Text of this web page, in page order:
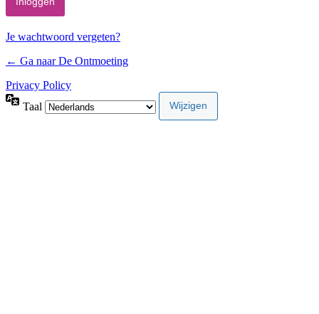
Je wachtwoord vergeten?
← Ga naar De Ontmoeting
Privacy Policy
Taal